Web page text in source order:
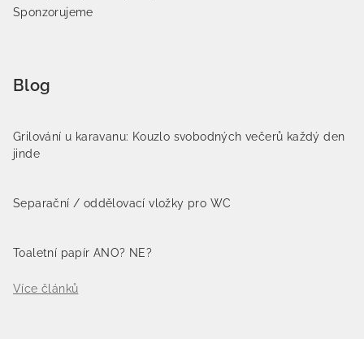
Sponzorujeme
Blog
Grilování u karavanu: Kouzlo svobodných večerů každý den
jinde
Separační / oddělovací vložky pro WC
Toaletní papír ANO? NE?
Více článků